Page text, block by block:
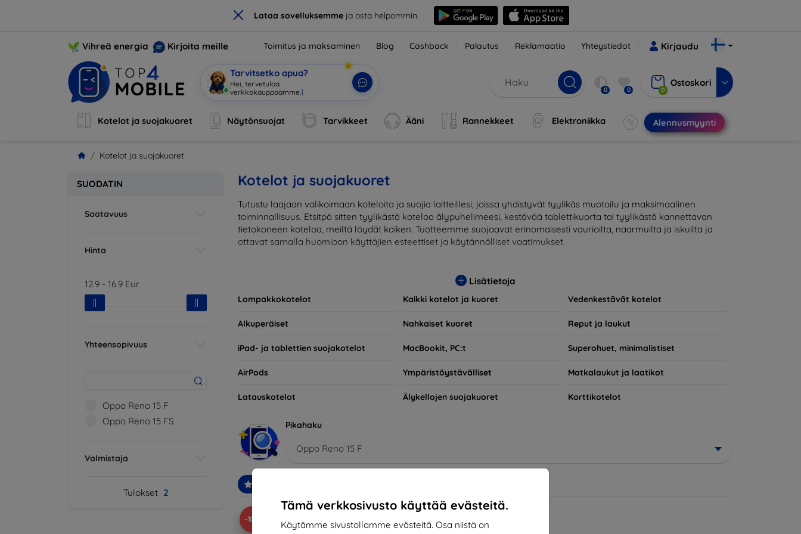
× Lataa sovelluksemmeja osta helpommin.
Tämä verkkosivusto käyttää evästeitä.
Käytämme sivustollamme evästeitä. Osa niistä on
Vihreä energia Kirjoita meille Toimitus ja maksaminen Blog Cashback Palautus Reklamaatio Yhteystiedot Kirjaudu
Tarvitsetko apua?
Hei, tervetuloa verkkokauppaa 0 0 0
Ostoskori
Kotelot ja suojakuoret Näytönsuojat Tarvikkeet Ääni Rannekkeet Elektroniikka Alennusmyynti
Kotelot ja suojakuoret
SUODATIN
Saatavuus
Hinta
12.9 - 16.9 Eur
Yhteensopivuus
Oppo Reno 15 F
Oppo Reno 15 FS
Valmistaja
Tulokset 2
Kotelot ja suojakuoret
Tutustu laajaan valikoimaan koteloita ja suojia laitteillesi, joissa yhdistyvät tyylikäs muotoilu ja maksimaalinen
toiminnallisuus. Etsitpä sitten tyylikästä koteloa älypuhelimeesi, kestävää tablettikuorta tai tyylikästä kannettavan
tietokoneen koteloa, meiltä löydät kaiken. Tuotteemme suojaavat erinomaisesti vaurioilta, naarmuilta ja iskuilta ja
ottavat samalla huomioon käyttäjien esteettiset ja käytännölliset vaatimukset.
ole vain käytännöllisiä vaan myös muodikkaita, joten ne ovat olennainen osa jokapäiväistä asuasi. Tekniikan ystäville
tai niille, jotka haluavat vain suojata investointinsa, olemme täällä sinua varten.
Lisätietoja
Lompakkokotelot Kaikki kotelot ja kuoret Vedenkestävät kotelot
Alkuperäiset Nahkaiset kuoret Reput ja laukut
iPad- ja tablettien suojakotelot MacBookit, PC:t Superohuet, minimalistiset
AirPods Ympäristöystävälliset Matkalaukut ja laatikot
Latauskotelot Älykellojen suojakuoret Korttikotelot
Pikahaku
Oppo Reno 15 F
-10%